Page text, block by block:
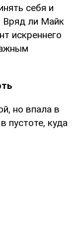
себя и
Вряд ли Майк
искреннего
но впала в
пустоте, куда